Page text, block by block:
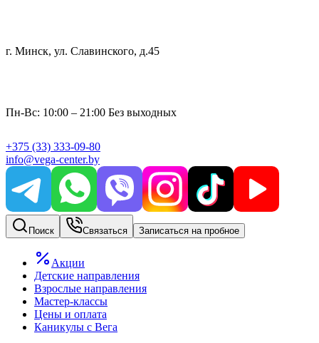
г. Минск, ул. Славинского, д.45
Пн-Вс: 10:00 – 21:00 Без выходных
+375 (33) 333-09-80
info@vega-center.by
Поиск Связаться Записаться на пробное
Акции
Детские направления
Взрослые направления
Мастер-классы
Цены и оплата
Каникулы с Вега